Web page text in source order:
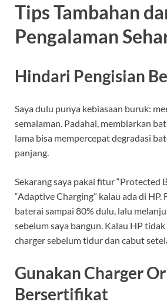
Tips Tambahan
Pengalaman
Hindari Pengisian
Saya dulu punya kebiasaan buruk:
semalaman. Padahal, membiarkan
lama bisa mempercepat degradasi
panjang.
Sekarang saya pakai fitur “Protected
“Adaptive Charging” kalau ada di HP.
baterai sampai 80% dulu, lalu
sebelum saya bangun. Kalau HP
charger sebelum tidur dan cabut
Gunakan Charger
Bersertifikat